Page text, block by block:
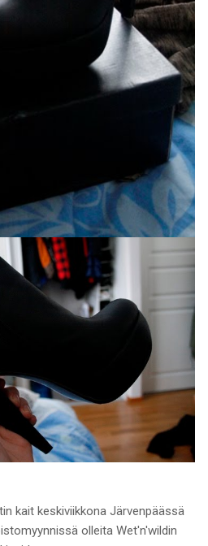
kait keskiviikkona Järvenpäässä
olleita Wet'n'wildin